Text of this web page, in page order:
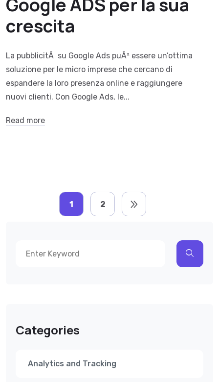
crescita
La pubblicitÃ su Google Ads puÃ² essere un’ottima
soluzione per le micro imprese che cercano di
espandere la loro presenza online e raggiungere
nuovi clienti. Con Google Ads, le...
Read more
1 2
Categories
Analytics and Tracking